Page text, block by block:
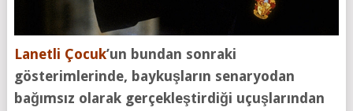
Lanetli Çocuk’un bundan sonraki
gösterimlerinde, baykuşların senaryodan
bağımsız olarak gerçekleştirdiği uçuşlarından